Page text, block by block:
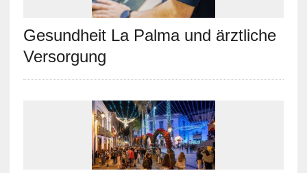
Gesundheit La Palma und ärztliche
Versorgung